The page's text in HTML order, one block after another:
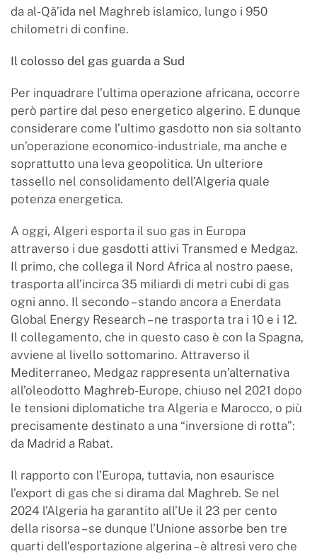
da al-Qā’ida nel Maghreb islamico, lungo i 950
chilometri di confine.
Il colosso del gas guarda a Sud
Per inquadrare l’ultima operazione africana, occorre
però partire dal peso energetico algerino. E dunque
considerare come l’ultimo gasdotto non sia soltanto
un’operazione economico-industriale, ma anche e
soprattutto una leva geopolitica. Un ulteriore
tassello nel consolidamento dell’Algeria quale
potenza energetica.
A oggi, Algeri esporta il suo gas in Europa
attraverso i due gasdotti attivi Transmed e Medgaz.
Il primo, che collega il Nord Africa al nostro paese,
trasporta all’incirca 35 miliardi di metri cubi di gas
ogni anno. Il secondo – stando ancora a Enerdata
Global Energy Research – ne trasporta tra i 10 e i 12.
Il collegamento, che in questo caso è con la Spagna,
avviene al livello sottomarino. Attraverso il
Mediterraneo, Medgaz rappresenta un’alternativa
all’oleodotto Maghreb-Europe, chiuso nel 2021 dopo
le tensioni diplomatiche tra Algeria e Marocco, o più
precisamente destinato a una “inversione di rotta”:
da Madrid a Rabat.
Il rapporto con l’Europa, tuttavia, non esaurisce
l’export di gas che si dirama dal Maghreb. Se nel
2024 l’Algeria ha garantito all’Ue il 23 per cento
della risorsa – se dunque l’Unione assorbe ben tre
quarti dell’esportazione algerina – è altresì vero che